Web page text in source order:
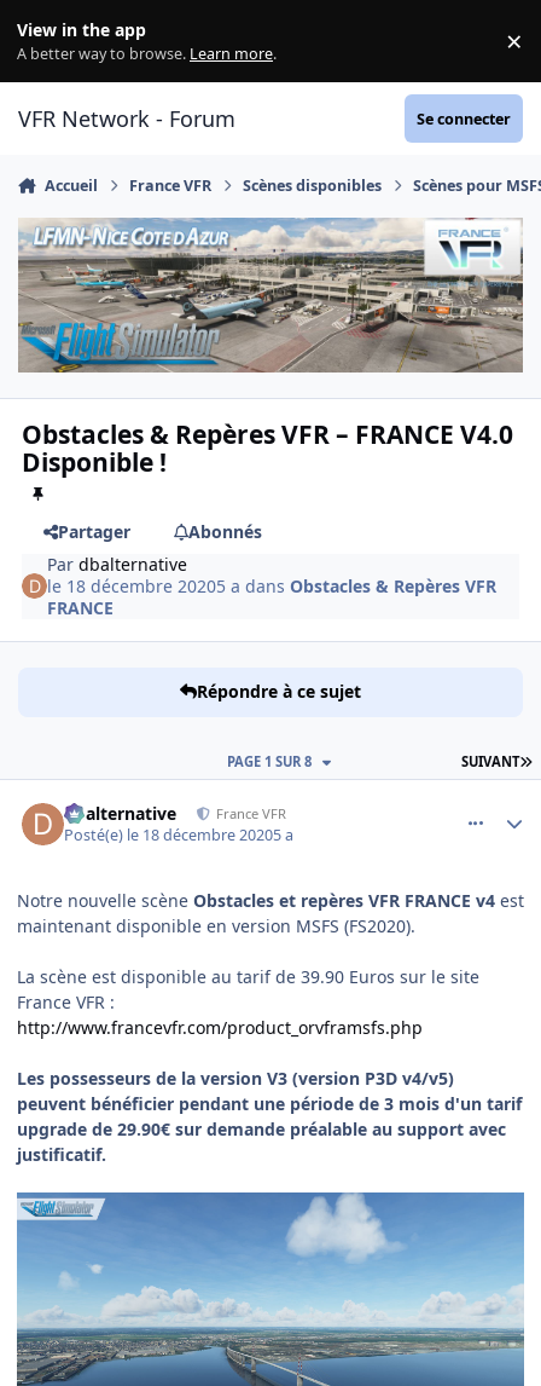
View in the app
A better way to browse. Learn more. ×
VFR Network - Forum Se connecter
Accueil France VFR Scènes disponibles Scènes pour
Obstacles & Repères VFR – FRANCE V4.0
Disponible !
Partager
Abonnés
Pardbalternative
le 18 décembre 20205 a dansObstacles & Repères VFR
FRANCE
Répondre à ce sujet
SUIVANT
PAGE 1 SUR 8
dbalternative France VFR
Posté(e) le 18 décembre 20205 a
Notre nouvelle scène Obstacles et repères VFR FRANCE v4 est
maintenant disponible en version MSFS (FS2020).
La scène est disponible au tarif de 39.90 Euros sur le site
France VFR :
http://www.francevfr.com/product_orvframsfs.php
Les possesseurs de la version V3 (version P3D v4/v5)
peuvent bénéficier pendant une période de 3 mois d'un tarif
upgrade de 29.90€ sur demande préalable au support avec
justificatif.